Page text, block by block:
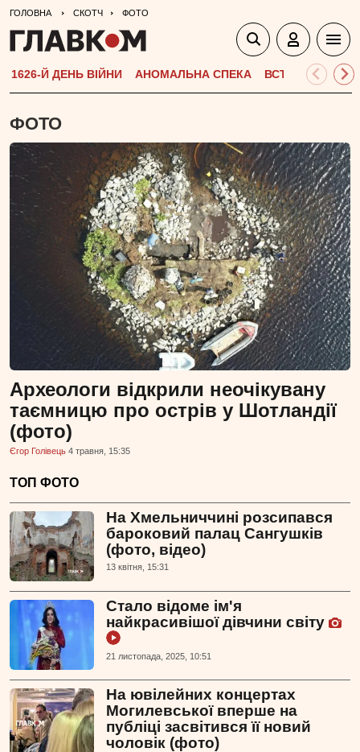
ГОЛОВНА СКОТЧ ФОТО
1626-Й ДЕНЬ ВІЙНИ АНОМАЛЬНА СПЕКА ВСТУПНА
ФОТО
Археологи відкрили неочікувану
таємницю про острів у Шотландії
(фото)
Єгор Голівець 4 травня, 15:35
ТОП ФОТО
На Хмельниччині розсипався
бароковий палац Сангушків
(фото, відео)
13 квiтня, 15:31
Стало відоме ім'я
найкрасивішої дівчини світу
21 листопада, 2025, 10:51
На ювілейних концертах
Могилевської вперше на
публіці засвітився її новий
чоловік (фото)